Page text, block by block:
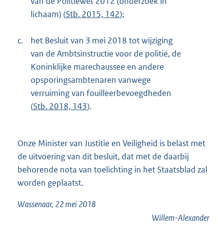
lichaam) (Stb. 2015, 142);
c.
het Besluit van 3 mei 2018 tot wijziging
van de Ambtsinstructie voor de politie, de
Koninklijke marechaussee en andere
opsporingsambtenaren vanwege
verruiming van fouilleerbevoegdheden
(Stb. 2018, 143).
Onze Minister van Justitie en Veiligheid is belast met
de uitvoering van dit besluit, dat met de daarbij
behorende nota van toelichting in het Staatsblad zal
worden geplaatst.
Wassenaar, 22 mei 2018
Willem-Alexander